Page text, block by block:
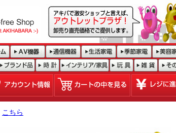
こちら